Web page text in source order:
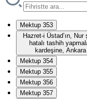
Mektup 353
Hazret-i Üstad’ın,
hatalı tashih
kardeşine,
Mektup 354
Mektup 355
Mektup 356
Mektup 357